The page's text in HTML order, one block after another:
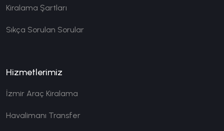
Kiralama Şartları
Sıkça Sorulan Sorular
Hizmetlerimiz
İzmir Araç Kiralama
Havalimanı Transfer